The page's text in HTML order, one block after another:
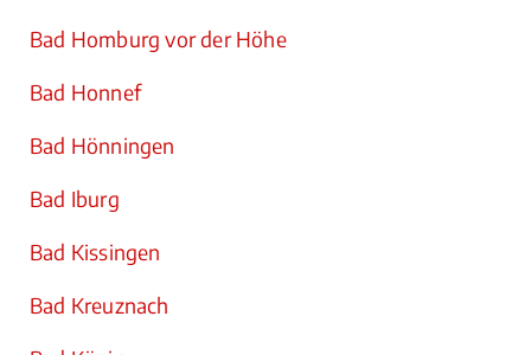
Bad Homburg vor der Höhe
Bad Honnef
Bad Hönningen
Bad Iburg
Bad Kissingen
Bad Kreuznach